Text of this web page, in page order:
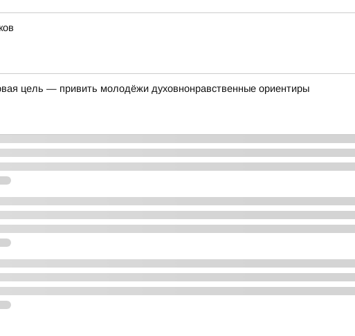
цель — привить молодёжи духовнонравственные ориентиры